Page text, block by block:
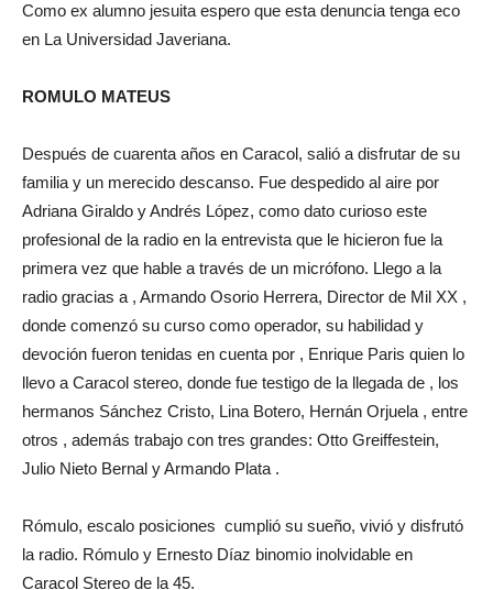
Como ex alumno jesuita espero que esta denuncia tenga eco
en La Universidad Javeriana.
ROMULO MATEUS
Después de cuarenta años en Caracol, salió a disfrutar de su
familia y un merecido descanso. Fue despedido al aire por
Adriana Giraldo y Andrés López, como dato curioso este
profesional de la radio en la entrevista que le hicieron fue la
primera vez que hable a través de un micrófono. Llego a la
radio gracias a , Armando Osorio Herrera, Director de Mil XX ,
donde comenzó su curso como operador, su habilidad y
devoción fueron tenidas en cuenta por , Enrique Paris quien lo
llevo a Caracol stereo, donde fue testigo de la llegada de , los
hermanos Sánchez Cristo, Lina Botero, Hernán Orjuela , entre
otros , además trabajo con tres grandes: Otto Greiffestein,
Julio Nieto Bernal y Armando Plata .
Rómulo, escalo posiciones cumplió su sueño, vivió y disfrutó
la radio. Rómulo y Ernesto Díaz binomio inolvidable en
Caracol Stereo de la 45.